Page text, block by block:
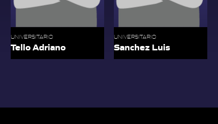
UNIVERSITARIO
Tello Adriano
UNIVERSITARIO
Sanchez Luis